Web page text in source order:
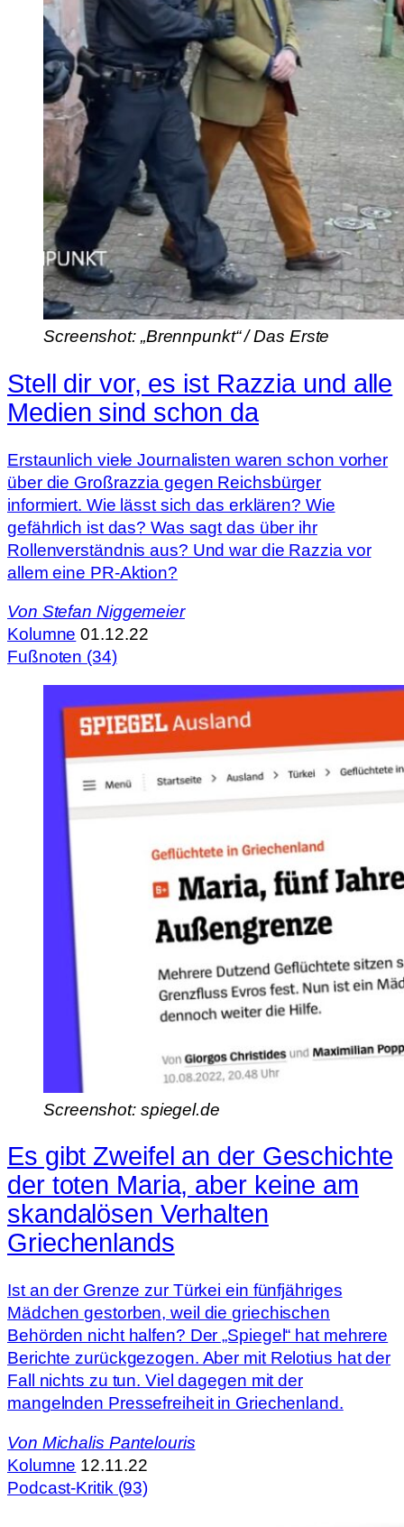
Screenshot: „Brennpunkt“ / Das Erste
Stell dir vor, es ist Razzia und alle
Medien sind schon da
Erstaunlich viele Journalisten waren schon vorher
über die Großrazzia gegen Reichsbürger
informiert. Wie lässt sich das erklären? Wie
gefährlich ist das? Was sagt das über ihr
Rollenverständnis aus? Und war die Razzia vor
allem eine PR-Aktion?
Von Stefan Niggemeier
Kolumne 01.12.22
Fußnoten (34)
Screenshot: spiegel.de
Es gibt Zweifel an der Geschichte
der toten Maria, aber keine am
skandalösen Verhalten
Griechenlands
Ist an der Grenze zur Türkei ein fünfjähriges
Mädchen gestorben, weil die griechischen
Behörden nicht halfen? Der „Spiegel“ hat mehrere
Berichte zurückgezogen. Aber mit Relotius hat der
Fall nichts zu tun. Viel dagegen mit der
mangelnden Pressefreiheit in Griechenland.
Von Michalis Pantelouris
Kolumne 12.11.22
Podcast-Kritik (93)